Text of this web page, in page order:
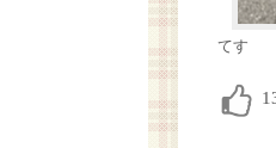
てす